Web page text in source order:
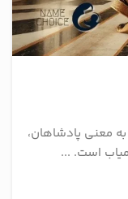
معنی پادشاهان،
است. ...